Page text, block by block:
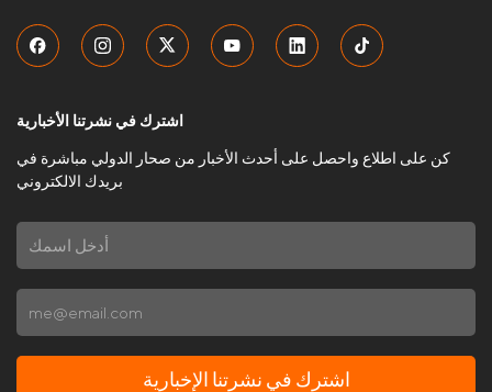
اشترك في نشرتنا الأخبارية
كن على اطلاع واحصل على أحدث الأخبار من صحار الدولي مباشرة في
بريدك الالكتروني
اشترك في نشرتنا الإخبارية